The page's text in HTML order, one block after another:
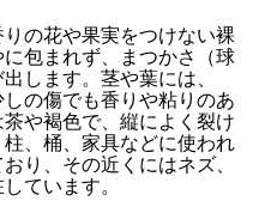
の花や果実をつけない裸
包まれず、まつかさ（球
します。茎や葉には、
の傷でも香りや粘りのあ
や褐色で、縦によく裂け
、桶、家具などに使われ
り、その近くにはネズ、
ています。